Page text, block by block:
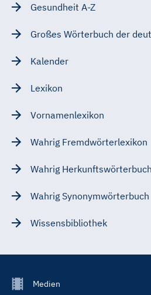
Gesundheit A-Z
Großes Wörterbuch der
Kalender
Lexikon
Vornamenlexikon
Wahrig Fremdwörterlexikon
Wahrig Herkunftswörterbuch
Wahrig Synonymwörterbuch
Wissensbibliothek
FooterMedien